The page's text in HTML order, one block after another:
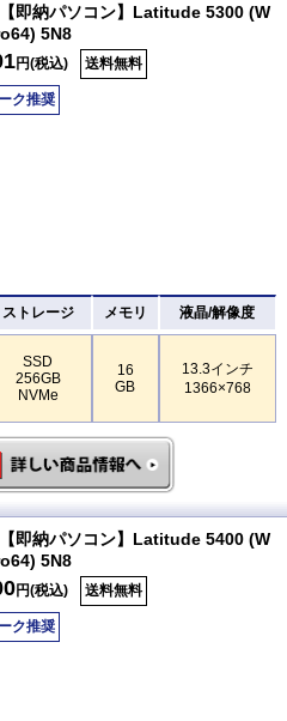
即納パソコン】Latitude 5300 (W
5N8
円(税込) 送料無料
ク推奨
ストレージ メモリ 液晶/解像度
SSD
256GB
NVMe
16
GB
13.3インチ
1366×768
即納パソコン】Latitude 5400 (W
5N8
円(税込) 送料無料
ク推奨